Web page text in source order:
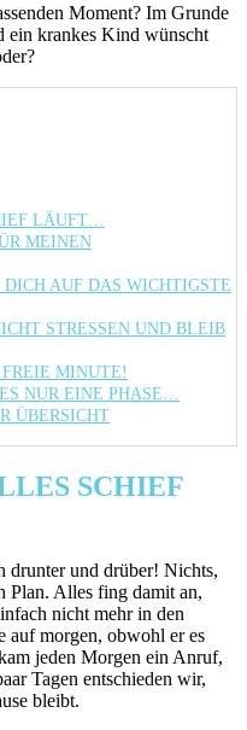
Moment? Im Grunde
ein krankes Kind wünscht
LÄUFT…
MEINEN
AUF DAS WICHTIGSTE
STRESSEN UND BLEIB
MINUTE!
NUR EINE PHASE…
ÜBERSICHT
SCHIEF
drunter und drüber! Nichts,
Plan. Alles fing damit an,
nicht mehr in den
auf morgen, obwohl er es
jeden Morgen ein Anruf,
Tagen entschieden wir,
bleibt.